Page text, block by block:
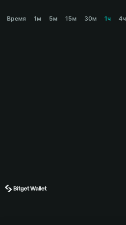
Время 1м 5м 15м 30м 1ч 4ч